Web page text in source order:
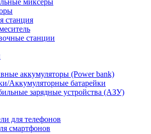
миксеры
станция
станции
аккумуляторы (Power bank)
Аккумуляторные батарейки
зарядные устройства (АЗУ)
для телефонов
смартфонов